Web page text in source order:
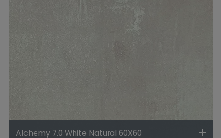
Alchemy 7.0 White Natural 60X60